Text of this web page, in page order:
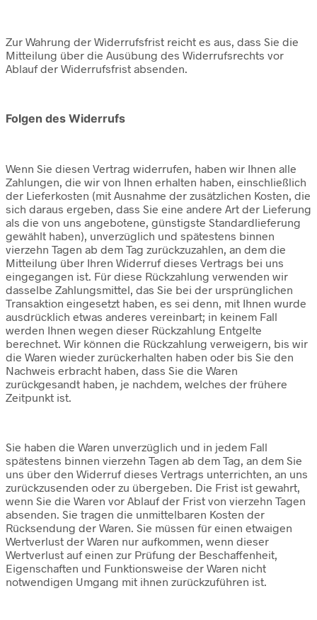
Zur Wahrung der Widerrufsfrist reicht es aus, dass Sie die
Mitteilung über die Ausübung des Widerrufsrechts vor
Ablauf der Widerrufsfrist absenden.
Folgen des Widerrufs
Wenn Sie diesen Vertrag widerrufen, haben wir Ihnen alle
Zahlungen, die wir von Ihnen erhalten haben, einschließlich
der Lieferkosten (mit Ausnahme der zusätzlichen Kosten, die
sich daraus ergeben, dass Sie eine andere Art der Lieferung
als die von uns angebotene, günstigste Standardlieferung
gewählt haben), unverzüglich und spätestens binnen
vierzehn Tagen ab dem Tag zurückzuzahlen, an dem die
Mitteilung über Ihren Widerruf dieses Vertrags bei uns
eingegangen ist. Für diese Rückzahlung verwenden wir
dasselbe Zahlungsmittel, das Sie bei der ursprünglichen
Transaktion eingesetzt haben, es sei denn, mit Ihnen wurde
ausdrücklich etwas anderes vereinbart; in keinem Fall
werden Ihnen wegen dieser Rückzahlung Entgelte
berechnet. Wir können die Rückzahlung verweigern, bis wir
die Waren wieder zurückerhalten haben oder bis Sie den
Nachweis erbracht haben, dass Sie die Waren
zurückgesandt haben, je nachdem, welches der frühere
Zeitpunkt ist.
Sie haben die Waren unverzüglich und in jedem Fall
spätestens binnen vierzehn Tagen ab dem Tag, an dem Sie
uns über den Widerruf dieses Vertrags unterrichten, an uns
zurückzusenden oder zu übergeben. Die Frist ist gewahrt,
wenn Sie die Waren vor Ablauf der Frist von vierzehn Tagen
absenden. Sie tragen die unmittelbaren Kosten der
Rücksendung der Waren. Sie müssen für einen etwaigen
Wertverlust der Waren nur aufkommen, wenn dieser
Wertverlust auf einen zur Prüfung der Beschaffenheit,
Eigenschaften und Funktionsweise der Waren nicht
notwendigen Umgang mit ihnen zurückzuführen ist.